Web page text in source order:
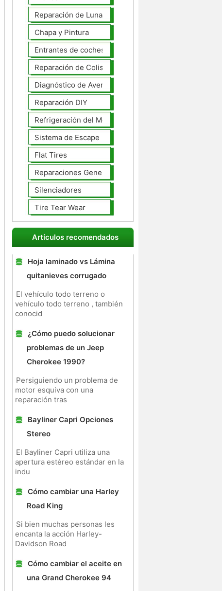
Reparación de Lunas
Chapa y Pintura
Entrantes de coches
Reparación de Colisiones
Diagnóstico de Averías
Reparación DIY
Refrigeración del Motor
Sistema de Escape
Flat Tires
Reparaciones Generales
Silenciadores
Tire Tear Wear
Artículos recomendados
Hoja laminado vs Lámina
quitanieves corrugado
El vehículo todo terreno o
vehículo todo terreno , también
conocid
¿Cómo puedo solucionar
problemas de un Jeep
Cherokee 1990?
Persiguiendo un problema de
motor esquiva con una
reparación tras
Bayliner Capri Opciones
Stereo
El Bayliner Capri utiliza una
apertura estéreo estándar en la
indu
Cómo cambiar una Harley
Road King
Si bien muchas personas les
encanta la acción Harley-
Davidson Road
Cómo cambiar el aceite en
una Grand Cherokee 94